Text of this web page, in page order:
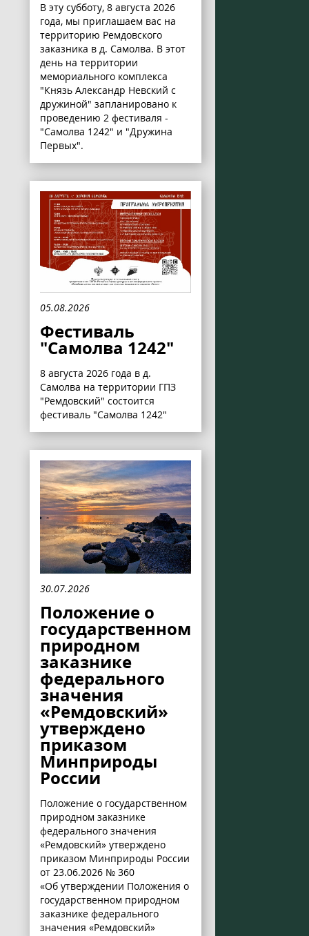
В эту субботу, 8 августа 2026
года, мы приглашаем вас на
территорию Ремдовского
заказника в д. Самолва. В этот
день на территории
мемориального комплекса
"Князь Александр Невский с
дружиной" запланировано к
проведению 2 фестиваля -
"Самолва 1242" и "Дружина
Первых".
05.08.2026
Фестиваль
"Самолва 1242"
8 августа 2026 года в д.
Самолва на территории ГПЗ
"Ремдовский" состоится
фестиваль "Самолва 1242"
30.07.2026
Положение о
государственном
природном
заказнике
федерального
значения
«Ремдовский»
утверждено
приказом
Минприроды
России
Положение о государственном
природном заказнике
федерального значения
«Ремдовский» утверждено
приказом Минприроды России
от 23.06.2026 № 360
«Об утверждении Положения о
государственном природном
заказнике федерального
значения «Ремдовский»